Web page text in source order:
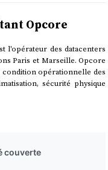
Opcore
l'opérateur des datacenters
Paris et Marseille. Opcore
opérationnelle des
sécurité physique
couverte